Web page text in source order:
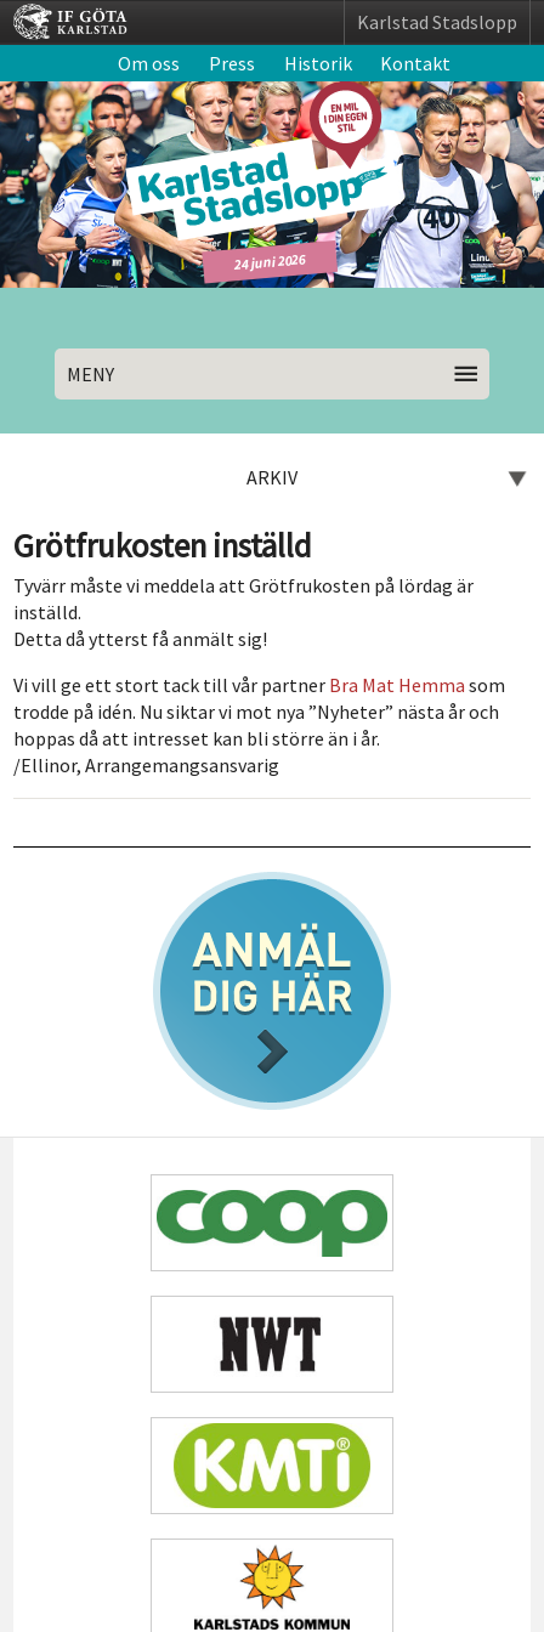
Karlstad Stadslopp
Om oss
Press Historik Kontakt
24 juni 2026
MENY
ARKIV
Grötfrukosten inställd
Tyvärr måste vi meddela att Grötfrukosten på lördag är
inställd.
Detta då ytterst få anmält sig!
Vi vill ge ett stort tack till vår partner Bra Mat Hemma som
trodde på idén. Nu siktar vi mot nya ”Nyheter” nästa år och
hoppas då att intresset kan bli större än i år.
/Ellinor, Arrangemangsansvarig